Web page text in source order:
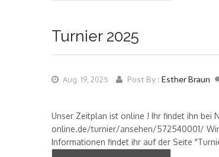
Turnier 2025
Aug. 19, 2025 Post By : Esther Braun
Unser Zeitplan ist online ! Ihr findet ihn
online.de/turnier/ansehen/572540001/
Informationen findet ihr auf der Seite